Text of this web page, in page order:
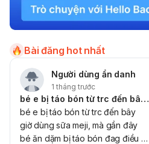
Bài đăng hot nhất
Người dùng ẩn danh
1 tháng trước
bé e bị táo bón từ trc đến bây giờ
bé e bị táo bón từ trc đến bây
giờ dùng sữa meji, mà gần đây
bé ăn dặm bị táo bón đag điều trị